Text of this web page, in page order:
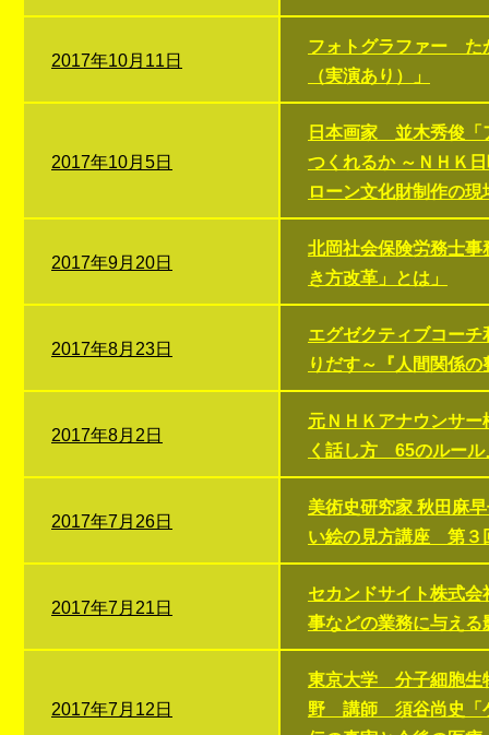
2017年10月11日
フォトグラファー た
（実演あり）」
2017年10月5日
日本画家 並木秀俊「
つくれるか ～ＮＨＫ
ローン文化財制作の現
2017年9月20日
北岡社会保険労務士
き方改革」とは」
2017年8月23日
エグゼクティブコー
りだす～『人間関係
2017年8月2日
元ＮＨＫアナウンサ
く話し方 65のルール
2017年7月26日
美術史研究家 秋田麻
い絵の見方講座 第３
2017年7月21日
セカンドサイト株式
事などの業務に与え
2017年7月12日
東京大学 分子細胞生
野 講師 須谷尚史「ゲ